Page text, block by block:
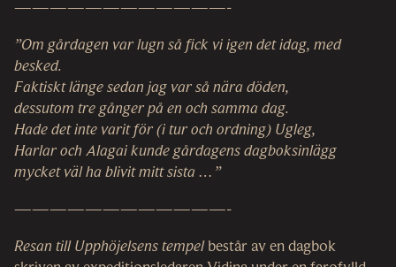
————————————-
”Om gårdagen var lugn så fick vi igen det idag, med
besked.
Faktiskt länge sedan jag var så nära döden,
dessutom tre gånger på en och samma dag.
Hade det inte varit för (i tur och ordning) Ugleg,
Harlar och Alagai kunde gårdagens dagboksinlägg
mycket väl ha blivit mitt sista …”
————————————-
Resan till Upphöjelsens tempelbestår av en dagbok